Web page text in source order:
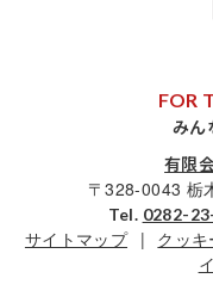
FOR
みん
有限
〒328-0043 栃
Tel. 0282-
サイトマップ クッ